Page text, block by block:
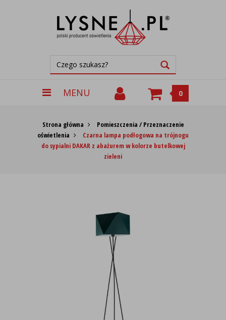
MENU 0
Strona główna
Pomieszczenia / Przeznaczenie
oświetlenia
Czarna lampa podłogowa na trójnogu
do sypialni DAKAR z abażurem w kolorze butelkowej
zieleni